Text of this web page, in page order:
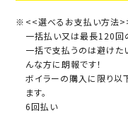
<<選べるお支払い方法
一括払い又は最長120回
一括で支払うのは避けた
んな方に朗報です！
ボイラーの購入に限り以
ます。
6回払い